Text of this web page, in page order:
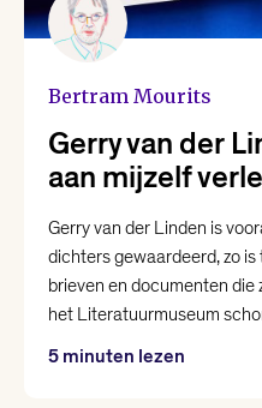
Bertram Mourits
Gerry van der
aan mijzelf
Gerry van der Linden is
dichters gewaardeerd, zo
brieven en documenten die
het Literatuurmuseum
5 minuten lezen